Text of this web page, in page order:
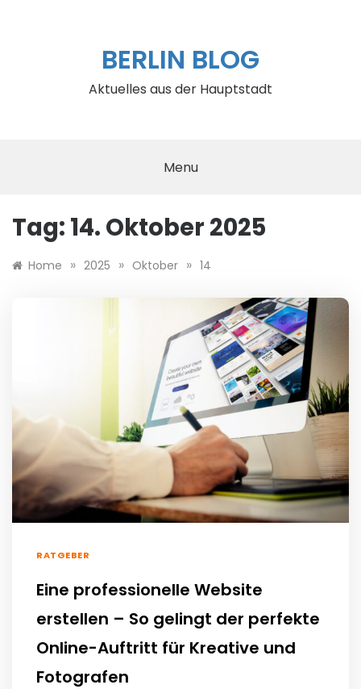
BERLIN BLOG
Aktuelles aus der Hauptstadt
Menu
Tag: 14. Oktober 2025
Home » 2025 » Oktober » 14
RATGEBER
Eine professionelle Website
erstellen – So gelingt der perfekte
Online-Auftritt für Kreative und
Fotografen